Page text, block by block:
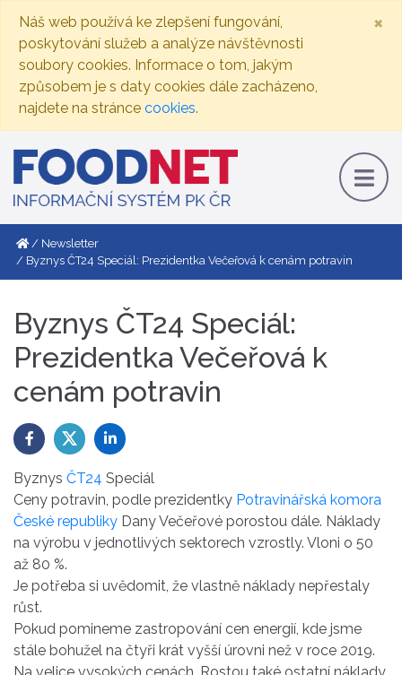
Náš web používá ke zlepšení fungování,
poskytování služeb a analýze návštěvnosti
soubory cookies. Informace o tom, jakým
způsobem je s daty cookies dále zacházeno,
najdete na stránce cookies.
×
Newsletter
Byznys ČT24 Speciál: Prezidentka Večeřová k cenám potravin
Byznys ČT24 Speciál:
Prezidentka Večeřová k
cenám potravin
Byznys ČT24 Speciál
Ceny potravin, podle prezidentky Potravinářská komora
České republiky Dany Večeřové porostou dále. Náklady
na výrobu v jednotlivých sektorech vzrostly. Vloni o 50
až 80 %.
Je potřeba si uvědomit, že vlastně náklady nepřestaly
růst.
Pokud pomineme zastropování cen energií, kde jsme
stále bohužel na čtyři krát vyšší úrovni než v roce 2019.